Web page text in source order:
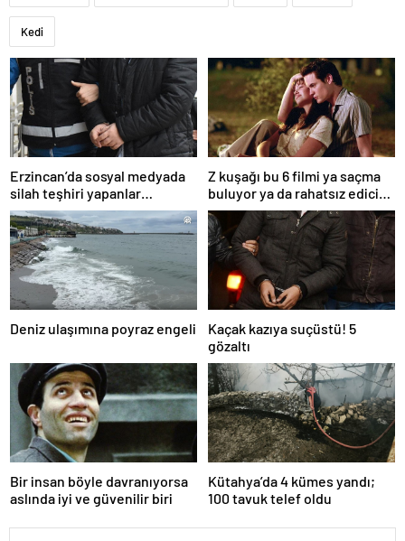
Kedi
Erzincan’da sosyal medyada
silah teşhiri yapanlar
yakalandı
Z kuşağı bu 6 filmi ya saçma
buluyor ya da rahatsız edici
ve toksik!
Deniz ulaşımına poyraz engeli
Kaçak kazıya suçüstü! 5
gözaltı
Bir insan böyle davranıyorsa
aslında iyi ve güvenilir biri
Kütahya’da 4 kümes yandı;
100 tavuk telef oldu